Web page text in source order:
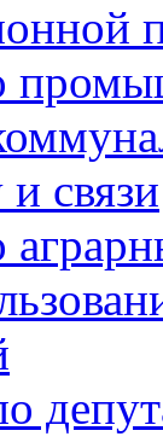
связи